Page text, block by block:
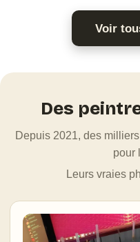
Voir
Des
Depuis 2021, des
pour
Leurs vraies